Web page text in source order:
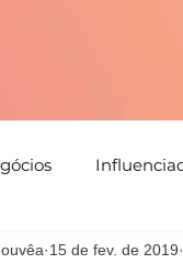
Sustentabilidade
15 de fev. de 2019